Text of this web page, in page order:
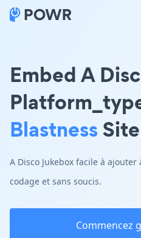
Embed A
Blastness
A Disco Jukebox facile à
codage et sans soucis.
Commencez